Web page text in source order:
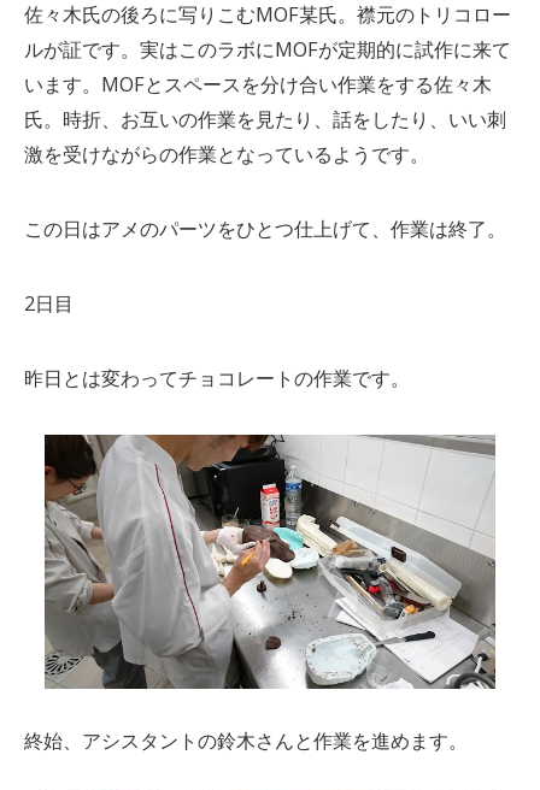
佐々木氏の後ろに写りこむMOF某氏。襟元のトリコロー
ルが証です。実はこのラボにMOFが定期的に試作に来て
います。MOFとスペースを分け合い作業をする佐々木
氏。時折、お互いの作業を見たり、話をしたり、いい刺
激を受けながらの作業となっているようです。
この日はアメのパーツをひとつ仕上げて、作業は終了。
2日目
昨日とは変わってチョコレートの作業です。
終始、アシスタントの鈴木さんと作業を進めます。